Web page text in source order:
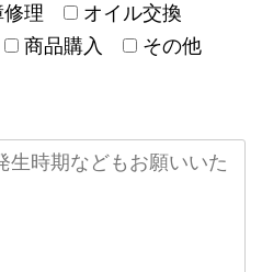
理
オイル交換
商品購入 その他